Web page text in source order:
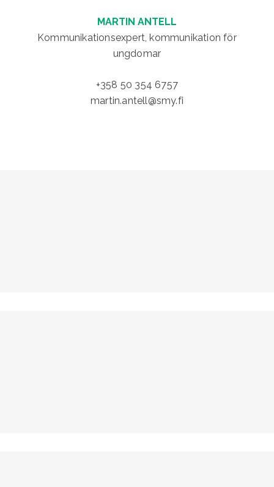
MARTIN ANTELL
Kommunikationsexpert, kommunikation för
ungdomar
+358 50 354 6757
martin.antell@smy.fi